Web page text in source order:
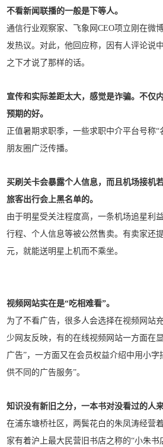
不看新闻联播的一般是下等人。
通信行业观察家、飞象网CEO项立刚在微
发热议。对此，他回应称，因有人评论说
之下才说了那样的话。
宣传和实际差距太大，感觉是诈骗。不仅
预期的好。
正值暑期求职季，一些求职中介平台号称“
朋友圈广泛传播。
买刷关卡会暴露个人信息，而且机场接机
旅客出行会上黑名单的。
由于明星受关注程度高，一条机场追星利
行程、个人信息等被公然售卖。有卖家还
元，就能送明星上机而不乘坐。
视频网站实在是“吃相难看”。
为了不看广告，很多人会选择在视频网站
少网友反映，有的在线视频网站一方面在
广告”，一方面又在会员权益介绍中用小
供不同的广告服务”。
知识没有新旧之分，一本书对没看过的人
在浦东塘桥社区，两鬓花白的朱凤涛经营
家有着沪上最大民营旧书店之称的“小朱书